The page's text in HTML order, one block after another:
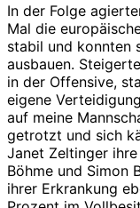
In der Folge
Mal die
stabil und konnten
ausbauen.
in der Offensive,
eigene
auf meine
getrotzt und sich
Janet Zeltinger
Böhme und Simon
ihrer Erkrankung